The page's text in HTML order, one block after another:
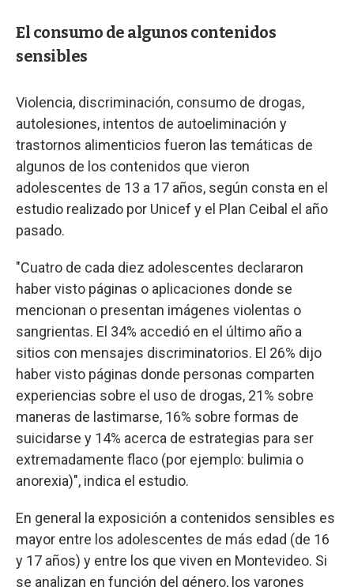
El consumo de algunos contenidos
sensibles
Violencia, discriminación, consumo de drogas,
autolesiones, intentos de autoeliminación y
trastornos alimenticios fueron las temáticas de
algunos de los contenidos que vieron
adolescentes de 13 a 17 años, según consta en el
estudio realizado por Unicef y el Plan Ceibal el año
pasado.
"Cuatro de cada diez adolescentes declararon
haber visto páginas o aplicaciones donde se
mencionan o presentan imágenes violentas o
sangrientas. El 34% accedió en el último año a
sitios con mensajes discriminatorios. El 26% dijo
haber visto páginas donde personas comparten
experiencias sobre el uso de drogas, 21% sobre
maneras de lastimarse, 16% sobre formas de
suicidarse y 14% acerca de estrategias para ser
extremadamente flaco (por ejemplo: bulimia o
anorexia)", indica el estudio.
En general la exposición a contenidos sensibles es
mayor entre los adolescentes de más edad (de 16
y 17 años) y entre los que viven en Montevideo. Si
se analizan en función del género, los varones